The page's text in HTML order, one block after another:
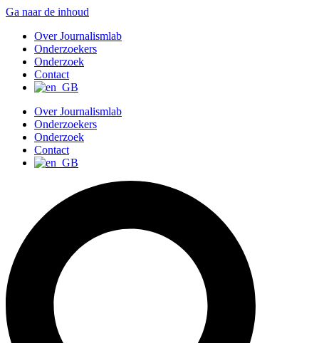
Ga naar de inhoud
Over Journalismlab
Onderzoekers
Onderzoek
Contact
Over Journalismlab
Onderzoekers
Onderzoek
Contact